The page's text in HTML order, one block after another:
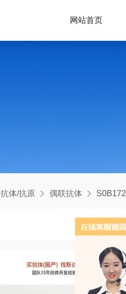
网站首页
抗体/抗原 偶联抗体 S0B1721G4S